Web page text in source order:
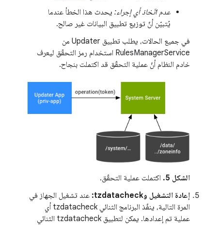
عدم اتّخاذ أي إجراء: يحدث هذا الخطأ عندما
يُتبيّن أنّ توزيع تطبيق البيانات غير صالح.
في جميع الحالات، يطلب تطبيق Updater من
RulesManagerService استخدام رمز التحقّق ليعرف
خادم النظام أنّ عملية التحقّق قد اكتملت بنجاح.
الشكل 5.
اكتملت عملية التحقّق.
إعادة التشغيل وtzdatacheck:
عند تشغيل الجهاز في
المرة التالية، ينفّذ البرنامج الثنائي tzdatacheck أي
عملية تم إعدادها. يمكن لتطبيق tzdatacheck الثنائي